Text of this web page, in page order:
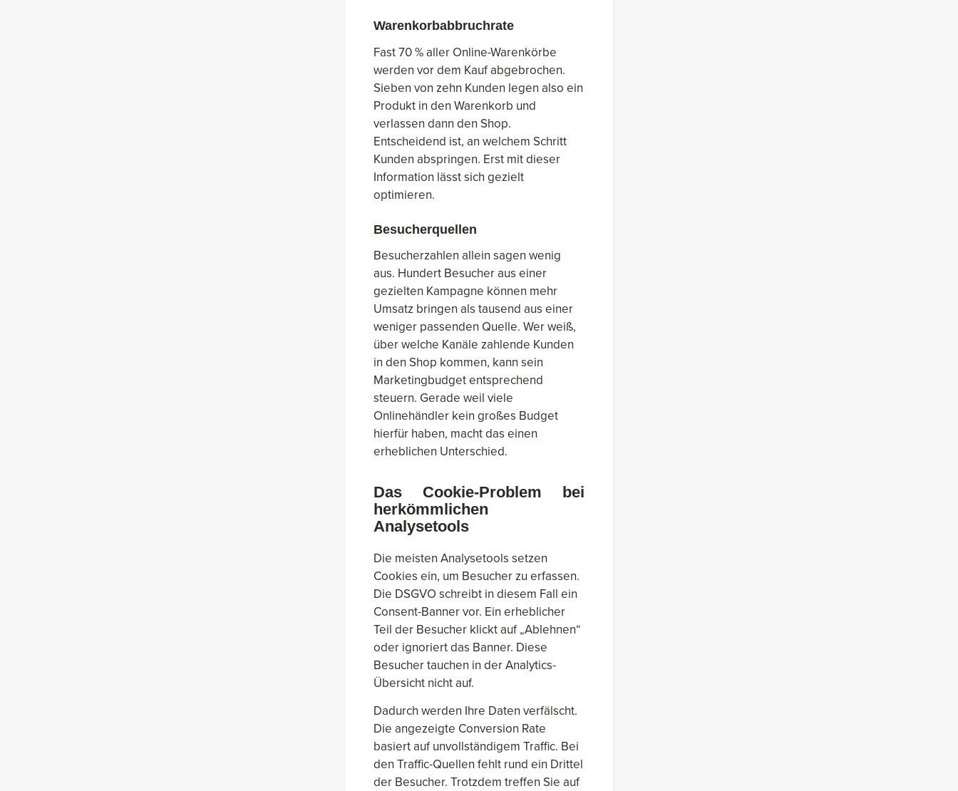
Warenkorbabbruchrate
Fast 70 % aller Online-Warenkörbe
werden vor dem Kauf abgebrochen.
Sieben von zehn Kunden legen also ein
Produkt in den Warenkorb und
verlassen dann den Shop.
Entscheidend ist, an welchem Schritt
Kunden abspringen. Erst mit dieser
Information lässt sich gezielt
optimieren.
Besucherquellen
Besucherzahlen allein sagen wenig
aus. Hundert Besucher aus einer
gezielten Kampagne können mehr
Umsatz bringen als tausend aus einer
weniger passenden Quelle. Wer weiß,
über welche Kanäle zahlende Kunden
in den Shop kommen, kann sein
Marketingbudget entsprechend
steuern. Gerade weil viele
Onlinehändler kein großes Budget
hierfür haben, macht das einen
erheblichen Unterschied.
Das Cookie-Problem bei
herkömmlichen
Analysetools
Die meisten Analysetools setzen
Cookies ein, um Besucher zu erfassen.
Die DSGVO schreibt in diesem Fall ein
Consent-Banner vor. Ein erheblicher
Teil der Besucher klickt auf „Ablehnen“
oder ignoriert das Banner. Diese
Besucher tauchen in der Analytics-
Übersicht nicht auf.
Dadurch werden Ihre Daten verfälscht.
Die angezeigte Conversion Rate
basiert auf unvollständigem Traffic. Bei
den Traffic-Quellen fehlt rund ein Drittel
der Besucher. Trotzdem treffen Sie auf